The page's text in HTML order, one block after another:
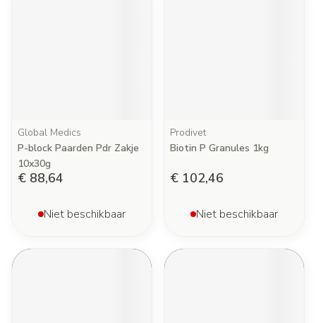
Global Medics
P-block Paarden Pdr Zakje
10x30g
€ 88,64
Niet beschikbaar
Prodivet
Biotin P Granules 1kg
€ 102,46
Niet beschikbaar